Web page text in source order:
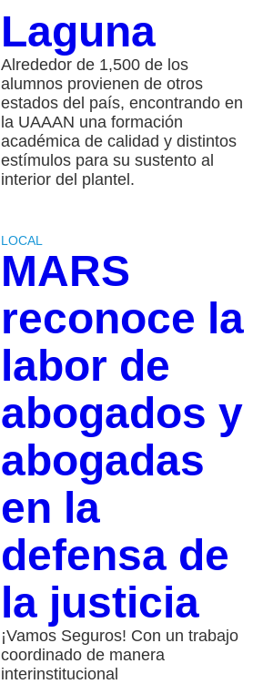
Laguna
Alrededor de 1,500 de los
alumnos provienen de otros
estados del país, encontrando en
la UAAAN una formación
académica de calidad y distintos
estímulos para su sustento al
interior del plantel.
LOCAL
MARS
reconoce la
labor de
abogados y
abogadas
en la
defensa de
la justicia
¡Vamos Seguros! Con un trabajo
coordinado de manera
interinstitucional